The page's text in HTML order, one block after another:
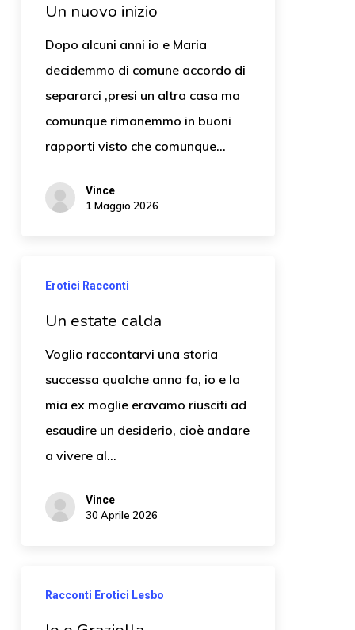
Un nuovo inizio
Dopo alcuni anni io e Maria
decidemmo di comune accordo di
separarci ,presi un altra casa ma
comunque rimanemmo in buoni
rapporti visto che comunque…
Vince
1 Maggio 2026
Erotici Racconti
Un estate calda
Voglio raccontarvi una storia
successa qualche anno fa, io e la
mia ex moglie eravamo riusciti ad
esaudire un desiderio, cioè andare
a vivere al…
Vince
30 Aprile 2026
Racconti Erotici Lesbo